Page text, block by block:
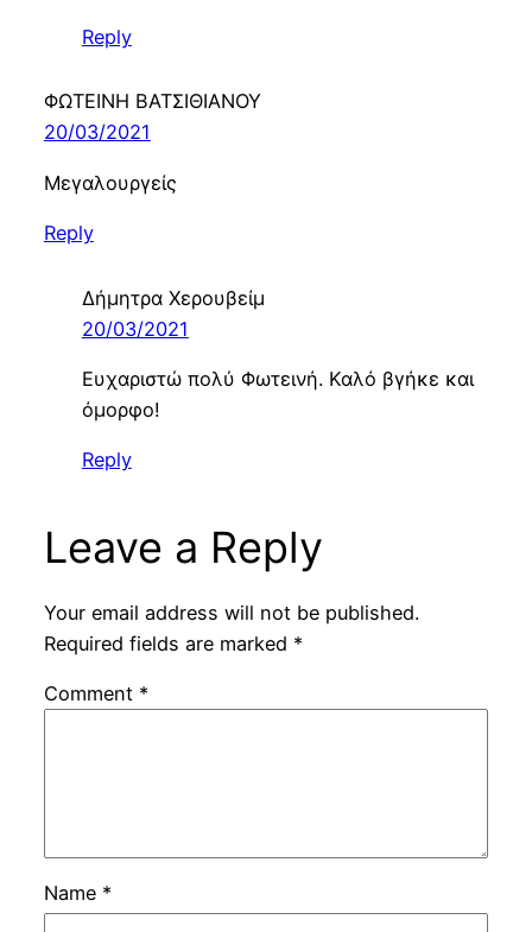
Reply
ΦΩΤΕΙΝΗ ΒΑΤΣΙΘΙΑΝΟΥ
20/03/2021
Μεγαλουργείς
Reply
Δήμητρα Χερουβείμ
20/03/2021
Ευχαριστώ πολύ Φωτεινή. Καλό βγήκε και
όμορφο!
Reply
Leave a Reply
Your email address will not be published.
Required fields are marked *
Comment *
Name *